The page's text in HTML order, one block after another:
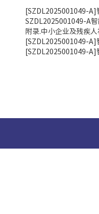
[SZDL2025001049-
SZDL2025001049-A
附录.中小企业及残疾
[SZDL2025001049-
[SZDL2025001049-A]